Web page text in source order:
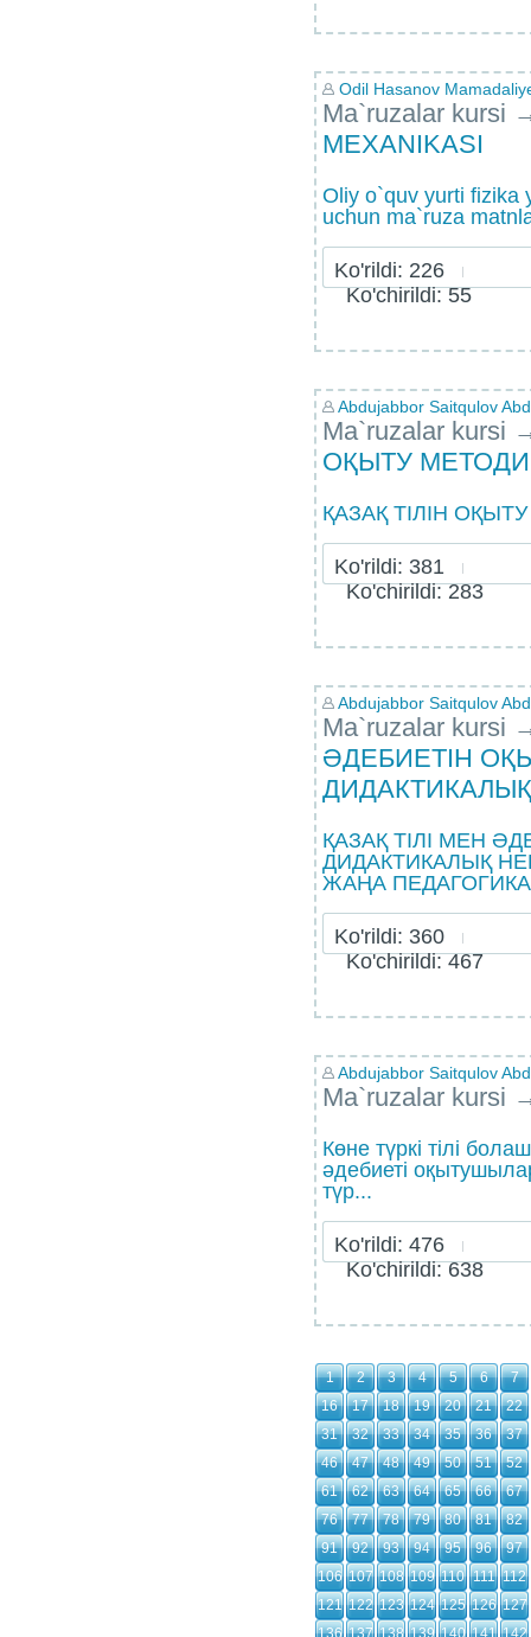
Odil Hasanov
Ma`ruzalar kursi
MЕХANIKASI
Oliy o`quv yurti fizika
uchun ma`ruza
Ko'rildi: 226
Ko'chirildi: 55
Abdujabbor Saitqulov
Ma`ruzalar kursi
ОҚЫТУ
ҚАЗАҚ ТIЛIН
Ko'rildi: 381
Ko'chirildi: 283
Abdujabbor Saitqulov
Ma`ruzalar kursi
ӘДЕБИЕТІН
ДИДАКТИКАЛЫҚ
ҚАЗАҚ ТІЛІ МЕН
ДИДАКТИКАЛЫҚ
ЖАҢА
Ko'rildi: 360
Ko'chirildi: 467
Abdujabbor Saitqulov
Ma`ruzalar kursi
Көне түркі тілі
әдебиеті
түр...
Ko'rildi: 476
Ko'chirildi: 638
1 2 3 4 5 6
7
16
17 18 19 20 21
22
31
32 33 34 35 36
37
46
47 48 49 50 51
52
61
62 63 64 65 66
67
76
77 78 79 80 81
82
91
92 93 94 95 96
97
106 107 108 109 110 111 112
121 122 123 124 125 126 127
136 137 138 139 140 141 142